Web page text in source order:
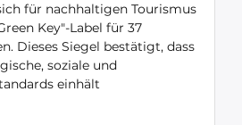
für nachhaltigen Tourismus
Key"-Label für 37
Dieses Siegel bestätigt, dass
soziale und
einhält